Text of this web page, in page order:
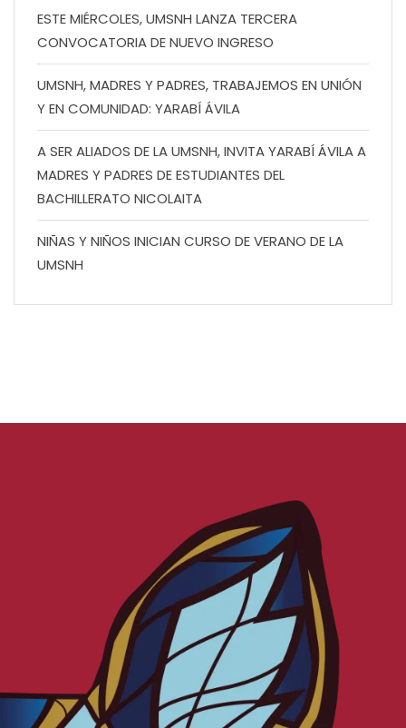
ESTE MIÉRCOLES, UMSNH LANZA TERCERA
CONVOCATORIA DE NUEVO INGRESO
UMSNH, MADRES Y PADRES, TRABAJEMOS EN UNIÓN
Y EN COMUNIDAD: YARABÍ ÁVILA
A SER ALIADOS DE LA UMSNH, INVITA YARABÍ ÁVILA A
MADRES Y PADRES DE ESTUDIANTES DEL
BACHILLERATO NICOLAITA
NIÑAS Y NIÑOS INICIAN CURSO DE VERANO DE LA
UMSNH